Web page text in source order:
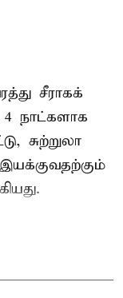
சீராகக்
நாட்களாக
சுற்றுலா